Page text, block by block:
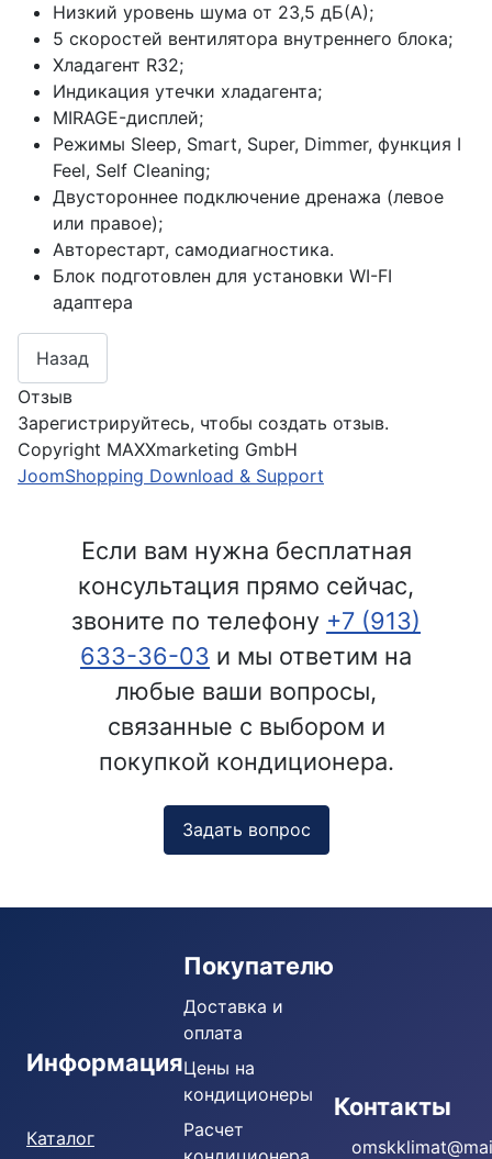
Низкий уровень шума от 23,5 дБ(А);
5 скоростей вентилятора внутреннего блока;
Хладагент R32;
Индикация утечки хладагента;
MIRAGE-дисплей;
Режимы Sleep, Smart, Super, Dimmer, функция I
Feel, Self Cleaning;
Двустороннее подключение дренажа (левое
или правое);
Авторестарт, самодиагностика.
Блок подготовлен для установки WI-FI
адаптера
Отзыв
Зарегистрируйтесь, чтобы создать отзыв.
Copyright MAXXmarketing GmbH
JoomShopping Download & Support
Если вам нужна бесплатная
консультация прямо сейчас,
звоните по телефону +7 (913)
633-36-03 и мы ответим на
любые ваши вопросы,
связанные с выбором и
покупкой кондиционера.
Задать вопрос
Информация
Каталог
Покупателю
Доставка и
оплата
Цены на
кондиционеры
Расчет
Контакты